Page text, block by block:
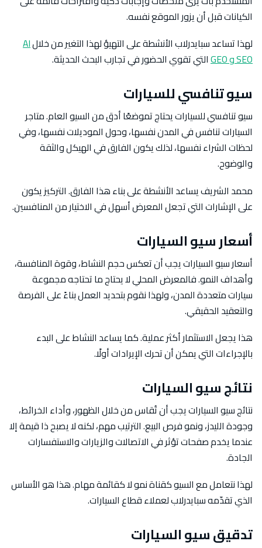
الكيانات قبل أن يزور الموقع نفسه.
لهذا تساعد سبايدرلاب الأنشطة على التهيؤ لهذا التغير من خلالAI
SEO و GEO
التي تقوي الحضور في تجارب البحث الحديثة.
سيو تنافسي للسيارات
سيو تنافسي للسيارات يحتاج تموضعًا أدق من السيو العام. متاجر
السيارات تنافس في المدن نفسها، وحول الموديلات نفسها، وفي
لحظات الشراء نفسها، لذلك يكون الفارق في الهيكل والثقة
والوضوح.
محمد الشريف يساعد الأنشطة على بناء هذا الفارق. التركيز يكون
على الإشارات التي تجعل المعرض أسهل في الاختيار من المنافسين.
أسعار سيو السيارات
أسعار سيو السيارات يجب أن تعكس حجم النشاط، وقوة المنافسة،
وأهداف النمو. فالمعرض المحلي لا يحتاج ما تحتاجه مجموعة
سيارات متعددة المدن، ولهذا نقوم بتحديد العمل بناءً على الفرصة
والتعقيد الحقيقي.
هذا يجعل الاستثمار أكثر عملية. كما يساعد النشاط على البدء
بالإجراءات التي يمكن أن تحرك الإيرادات أولًا.
نتائج سيو السيارات
نتائج سيو السيارات يجب أن تُقاس من خلال الظهور، وأداء الخرائط،
وجودة الليدز، ونمو فرص البيع. الترتيب مهم، لكنه لا يصبح ذا قيمة إلا
عندما يخدم صفحات تؤثر في الاتصالات والزيارات والاستفسارات
الجادة.
لهذا نتعامل مع السيو كقناة نمو لا كقائمة مهام. هذا هو الأساس
الذي تقدّمه سبايدرلاب لعملاء قطاع السيارات.
تدقيق سيو السيارات